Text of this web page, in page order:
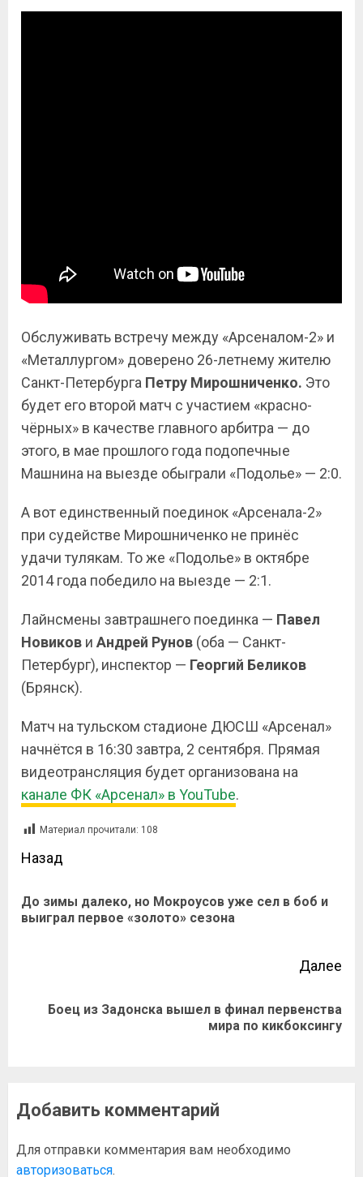
Обслуживать встречу между «Арсеналом-2» и
«Металлургом» доверено 26-летнему жителю
Санкт-Петербурга Петру Мирошниченко. Это
будет его второй матч с участием «красно-
чёрных» в качестве главного арбитра — до
этого, в мае прошлого года подопечные
Машнина на выезде обыграли «Подолье» — 2:0.
А вот единственный поединок «Арсенала-2»
при судействе Мирошниченко не принёс
удачи тулякам. То же «Подолье» в октябре
2014 года победило на выезде — 2:1.
Лайнсмены завтрашнего поединка — Павел
Новиков и Андрей Рунов (оба — Санкт-
Петербург), инспектор — Георгий Беликов
(Брянск).
Матч на тульском стадионе ДЮСШ «Арсенал»
начнётся в 16:30 завтра, 2 сентября. Прямая
видеотрансляция будет организована на
канале ФК «Арсенал» в YouTube.
Материал прочитали: 108
Назад
До зимы далеко, но Мокроусов уже сел в боб и
выиграл первое «золото» сезона
Далее
Боец из Задонска вышел в финал первенства
мира по кикбоксингу
Добавить комментарий
Для отправки комментария вам необходимо
авторизоваться.